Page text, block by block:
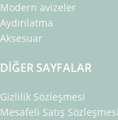
Modern avizeler
Aydınlatma
Aksesuar
DIĞER SAYFALAR
Gizlilik Sözleşmesi
Mesafeli Satış Sözleşmesi